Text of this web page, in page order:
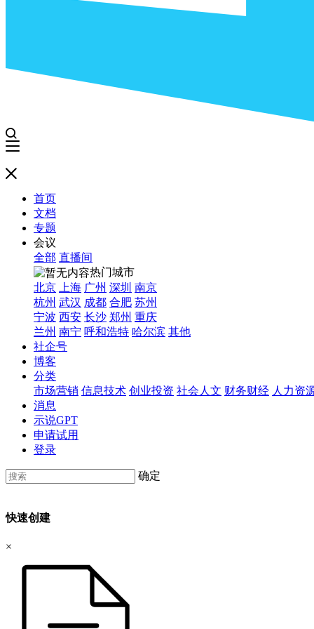
首页
文档
专题
会议
全部 直播间
热门城市
北京
上海 广州 深圳 南京
杭州 武汉 成都 合肥 苏州
宁波 西安 长沙 郑州 重庆
兰州 南宁 呼和浩特 哈尔滨 其他
社企号
博客
分类
市场营销 信息技术 创业投资 社会人文 财务财经 人力资
消息
示说GPT
申请试用
登录
确定
快速创建
×